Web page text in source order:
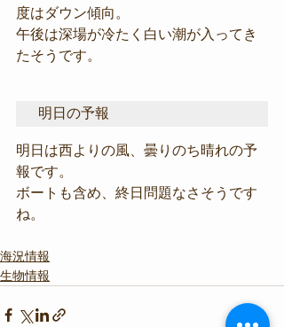
度はダウン傾向。
午後は深場が冷たく白い潮が入ってき
たそうです。
明日の予報
明日は西よりの風、曇りのち晴れの予
報です。
ボートも含め、終日問題なさそうです
ね。
海況情報
生物情報